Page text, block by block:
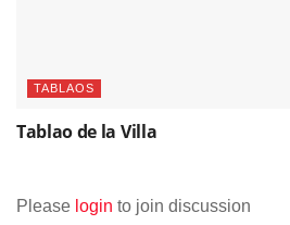
TABLAOS
Tablao de la Villa
Please login to join discussion